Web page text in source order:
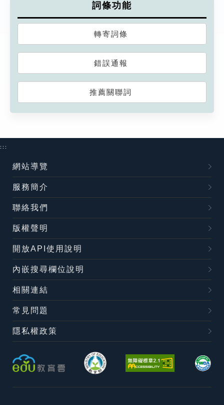
詞條功能
轉寄詞條
錯誤通報
推薦關聯詞
:::
網站導覽
服務簡介
聯絡我們
版權聲明
開放API使用說明
內嵌搜尋欄位說明
相關連結
常見問題
隱私權政策